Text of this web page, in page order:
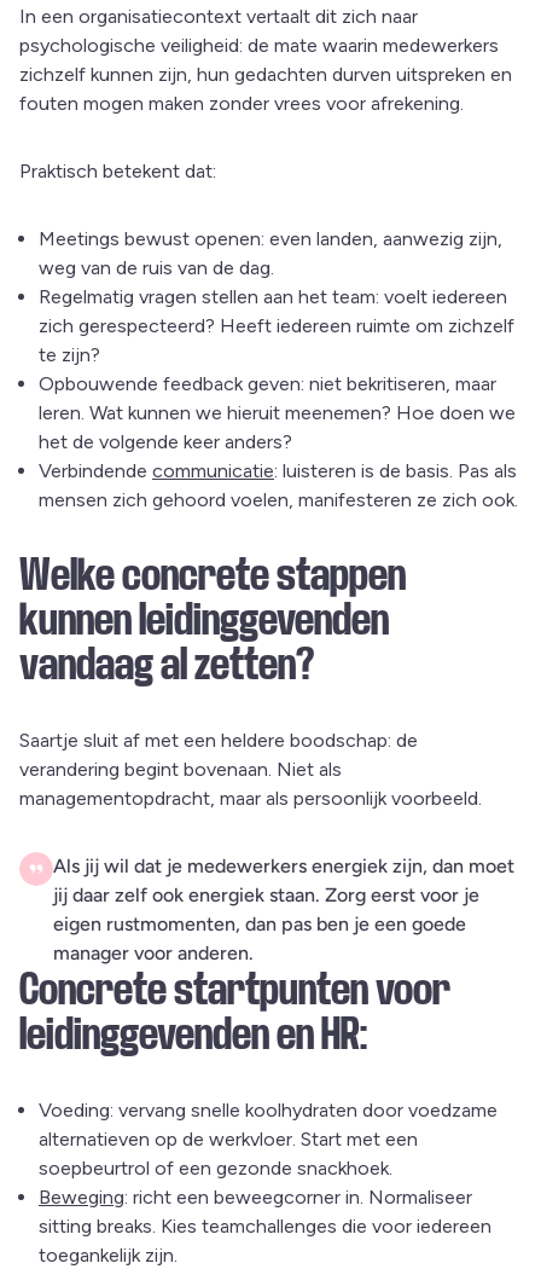
In een organisatiecontext vertaalt dit zich naar
psychologische veiligheid: de mate waarin medewerkers
zichzelf kunnen zijn, hun gedachten durven uitspreken en
fouten mogen maken zonder vrees voor afrekening.
Praktisch betekent dat:
Meetings bewust openen: even landen, aanwezig zijn,
weg van de ruis van de dag.
Regelmatig vragen stellen aan het team: voelt iedereen
zich gerespecteerd? Heeft iedereen ruimte om zichzelf
te zijn?
Opbouwende feedback geven: niet bekritiseren, maar
leren. Wat kunnen we hieruit meenemen? Hoe doen we
het de volgende keer anders?
Verbindende communicatie: luisteren is de basis. Pas als
mensen zich gehoord voelen, manifesteren ze zich ook.
Welke concrete stappen
kunnen leidinggevenden
vandaag al zetten?
Saartje sluit af met een heldere boodschap: de
verandering begint bovenaan. Niet als
managementopdracht, maar als persoonlijk voorbeeld.
Als jij wil dat je medewerkers energiek zijn, dan moet
jij daar zelf ook energiek staan. Zorg eerst voor je
eigen rustmomenten, dan pas ben je een goede
manager voor anderen.
Concrete startpunten voor
leidinggevenden en HR:
Voeding: vervang snelle koolhydraten door voedzame
alternatieven op de werkvloer. Start met een
soepbeurtrol of een gezonde snackhoek.
Beweging: richt een beweegcorner in. Normaliseer
sitting breaks. Kies teamchallenges die voor iedereen
toegankelijk zijn.